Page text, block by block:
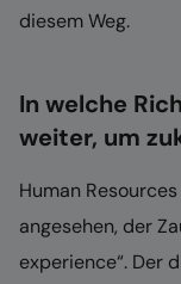
diesem Weg.
In welche
weiter, um
Human
angesehen, der
experience“. Der